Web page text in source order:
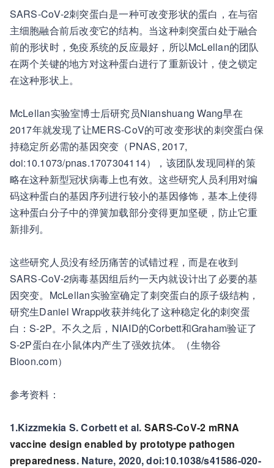
SARS-CoV-2刺突蛋白是一种可改变形状的蛋白，在与宿
主细胞融合前后改变它的结构。当这种刺突蛋白处于融合
前的形状时，免疫系统的反应最好，所以McLellan的团队
在两个关键的地方对这种蛋白进行了重新设计，使之锁定
在这种形状上。
McLellan实验室博士后研究员Nianshuang Wang早在
2017年就发现了让MERS-CoV的可改变形状的刺突蛋白保
持稳定所必需的基因突变（PNAS, 2017,
doi:10.1073/pnas.1707304114），该团队发现同样的策
略在这种新型冠状病毒上也有效。这些研究人员利用对编
码这种蛋白的基因序列进行较小的基因修饰，基本上使得
这种蛋白分子中的弹簧加载部分变得更加坚硬，防止它重
新排列。
这些研究人员没有经历痛苦的试错过程，而是在收到
SARS-CoV-2病毒基因组后约一天内就设计出了必要的基
因突变。McLellan实验室确定了刺突蛋白的原子级结构，
研究生Daniel Wrapp收获并纯化了这种稳定化的刺突蛋
白：S-2P。不久之后，NIAID的Corbett和Graham验证了
S-2P蛋白在小鼠体内产生了强效抗体。（生物谷
Bioon.com）
参考资料：
1.Kizzmekia S. Corbett et al. SARS-CoV-2 mRNA
vaccine design enabled by prototype pathogen
preparedness. Nature, 2020, doi:10.1038/s41586-020-